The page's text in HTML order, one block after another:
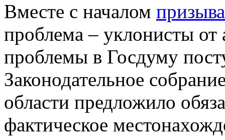
Вместе с началом
проблема – уклонисты
проблемы в Госдуму
Законодательное
области предложило
фактическое